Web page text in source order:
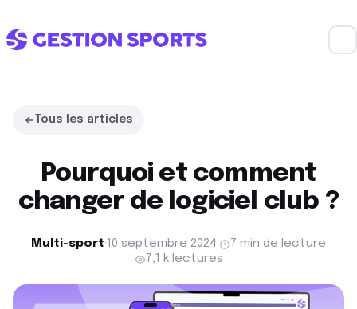
Tous les articles
Pourquoi et comment
changer de logiciel club ?
Multi-sport·10 septembre 2024·
7 min de lecture
7,1 k lectures